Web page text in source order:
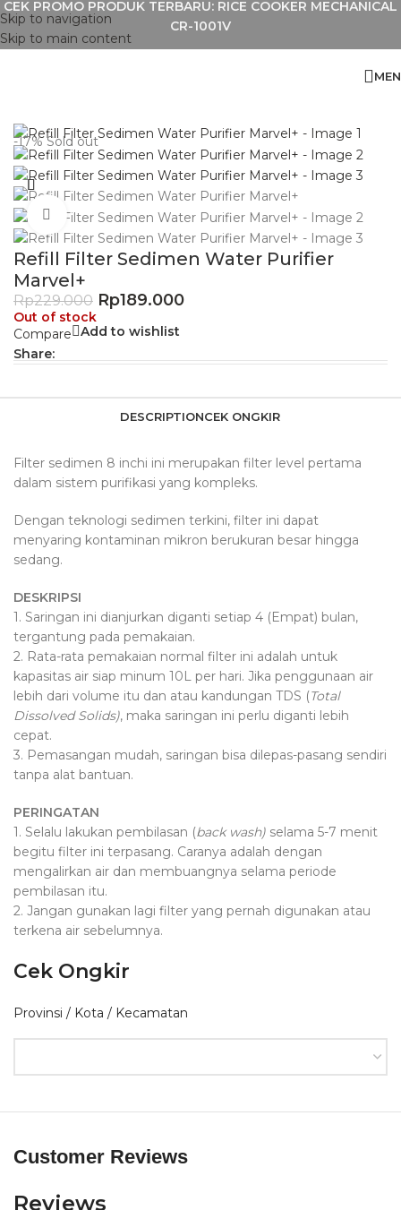
Skip to navigation
Skip to main content
CEK PROMO PRODUK TERBARU: RICE COOKER MECHANICAL
CR-1001V
-17% Sold out
Click to enlarge
Refill Filter Sedimen Water Purifier
Marvel+
Rp229.000 Rp189.000
Out of stock
Compare
Add to wishlist
Share:
DESCRIPTIONCEK ONGKIR
Filter sedimen 8 inchi ini merupakan filter level pertama
dalam sistem purifikasi yang kompleks.
Dengan teknologi sedimen terkini, filter ini dapat
menyaring kontaminan mikron berukuran besar hingga
sedang.
DESKRIPSI
1. Saringan ini dianjurkan diganti setiap 4 (Empat) bulan,
tergantung pada pemakaian.
2. Rata-rata pemakaian normal filter ini adalah untuk
kapasitas air siap minum 10L per hari. Jika penggunaan air
lebih dari volume itu dan atau kandungan TDS (Total
Dissolved Solids), maka saringan ini perlu diganti lebih
cepat.
3. Pemasangan mudah, saringan bisa dilepas-pasang sendiri
tanpa alat bantuan.
PERINGATAN
1. Selalu lakukan pembilasan (back wash) selama 5-7 menit
begitu filter ini terpasang. Caranya adalah dengan
mengalirkan air dan membuangnya selama periode
pembilasan itu.
2. Jangan gunakan lagi filter yang pernah digunakan atau
terkena air sebelumnya.
Cek Ongkir
Provinsi / Kota / Kecamatan
Customer Reviews
Reviews